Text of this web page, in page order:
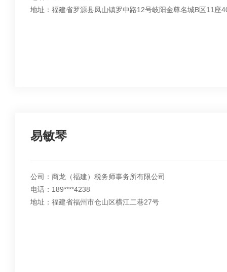
地址：福建省罗源县凤山镇罗中路12号岐阳金尊名城B区11座
易敏琴
公司：商龙（福建）税务师事务所有限公司
电话：189****4238
地址：福建省福州市仓山区横江二巷27号